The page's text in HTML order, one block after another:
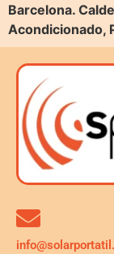
Barcelona.
Acondicionado,